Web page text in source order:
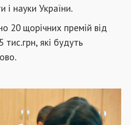
і науки України.
20 щорічних премій від
тис.грн, які будуть